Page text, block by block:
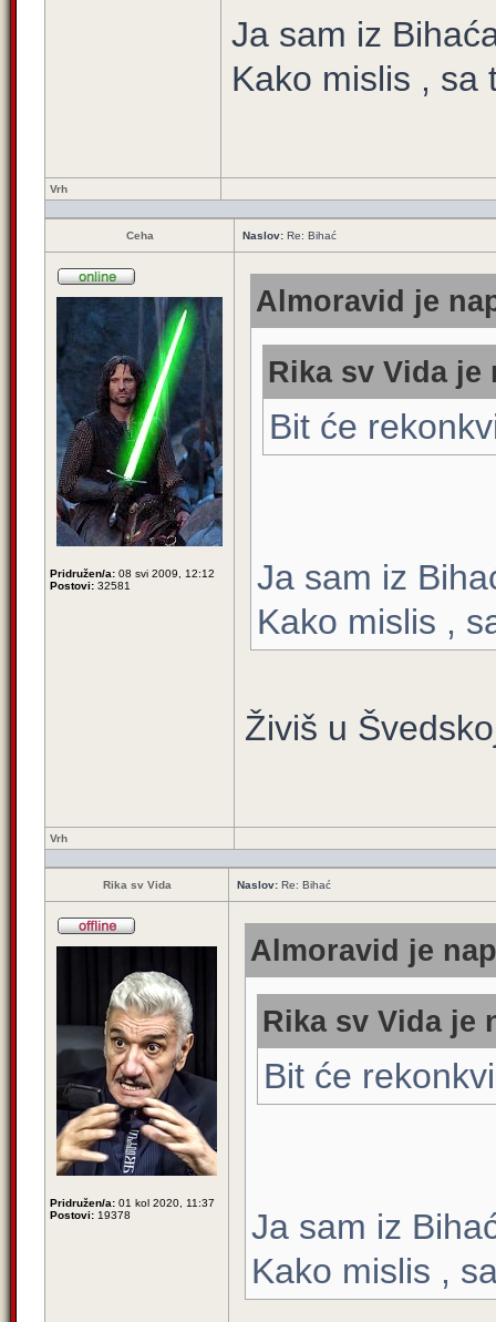
Ja sam iz
Kako mislis , sa
Vrh
Ceha Naslov: Re: Bihać
Pridružen/a: 08 svi 2009, 12:12
Postovi: 32581
Almoravid je
Rika sv Vida je
Bit će
Ja sam iz
Kako mislis ,
Živiš u
Vrh
Rika sv Vida Naslov: Re: Bihać
Pridružen/a: 01 kol 2020, 11:37
Postovi: 19378
Almoravid je
Rika sv Vida je
Bit će
Ja sam iz
Kako mislis ,